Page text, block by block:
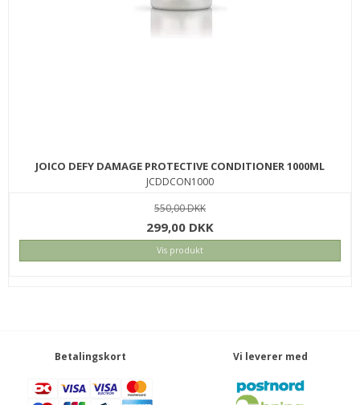
JOICO DEFY DAMAGE PROTECTIVE CONDITIONER 1000ML
JCDDCON1000
550,00 DKK
299,00 DKK
Vis produkt
Betalingskort Vi leverer med